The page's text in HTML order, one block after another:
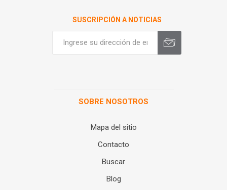
SUSCRIPCIÓN A NOTICIAS
SOBRE NOSOTROS
Mapa del sitio
Contacto
Buscar
Blog